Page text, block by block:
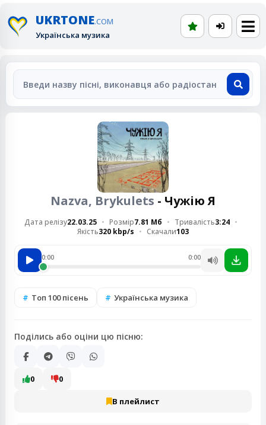
UKRTONE.COM
Українська музика
Nazva, Brykulets - Чужію Я
Дата релізу22.03.25 Розмір7.81 Мб Тривалість3:24
Якість320 kbp/s Скачали103
0:00 0:00
Топ 100 пісень Українська музика
Поділись або оціни цю пісню:
0 0
В плейлист